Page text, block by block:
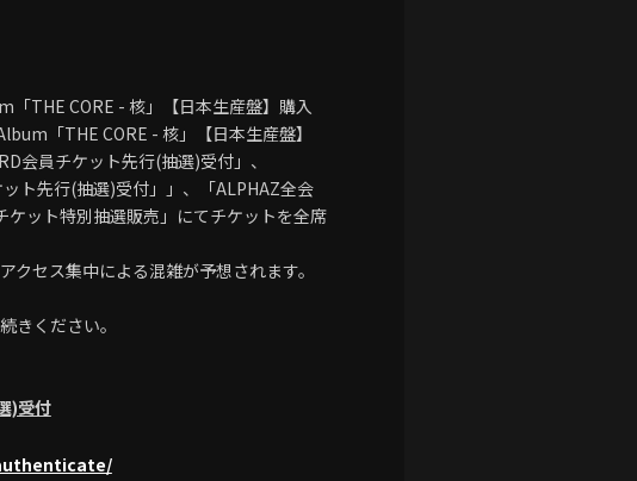
THE CORE - 核」【日本生産盤】購入
「THE CORE - 核」【日本生産盤】
会員チケット先行(抽選)受付」、
ット先行(抽選)受付」」、「ALPHAZ全会
ット特別抽選販売」にてチケットを全席
セス集中による混雑が予想されます。
きください。
)受付